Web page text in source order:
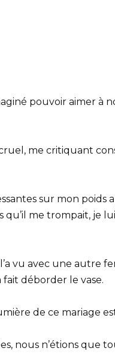
pouvoir aimer à
me critiquant
sur mon poids
qu’il me trompait, je
vu avec une autre
déborder le vase.
de ce mariage
nous n’étions que